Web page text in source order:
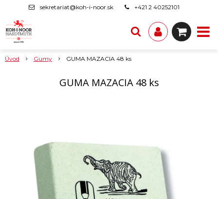
sekretariat@koh-i-noor.sk +421 2 40252101
Úvod Gumy GUMA MAZACIA 48 ks
GUMA MAZACIA 48 ks